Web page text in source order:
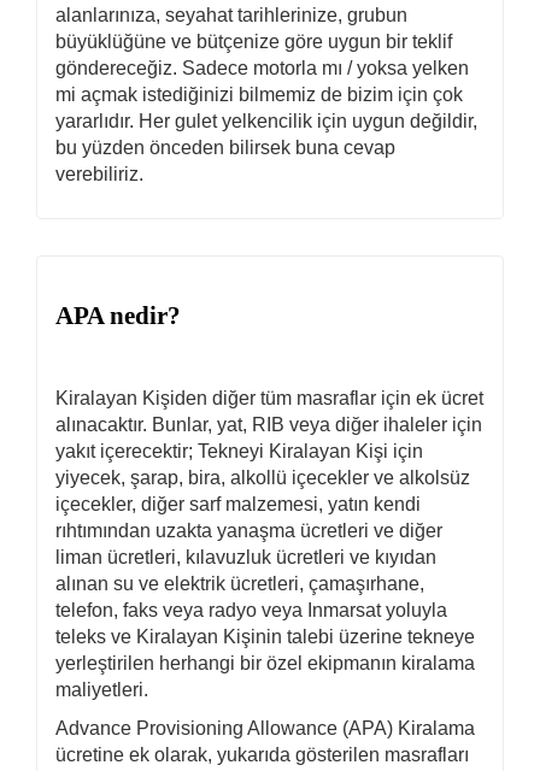
alanlarınıza, seyahat tarihlerinize, grubun
büyüklüğüne ve bütçenize göre uygun bir teklif
göndereceğiz. Sadece motorla mı / yoksa yelken
mi açmak istediğinizi bilmemiz de bizim için çok
yararlıdır. Her gulet yelkencilik için uygun değildir,
bu yüzden önceden bilirsek buna cevap
verebiliriz.
APA nedir?
Kiralayan Kişiden diğer tüm masraflar için ek ücret
alınacaktır. Bunlar, yat, RIB veya diğer ihaleler için
yakıt içerecektir; Tekneyi Kiralayan Kişi için
yiyecek, şarap, bira, alkollü içecekler ve alkolsüz
içecekler, diğer sarf malzemesi, yatın kendi
rıhtımından uzakta yanaşma ücretleri ve diğer
liman ücretleri, kılavuzluk ücretleri ve kıyıdan
alınan su ve elektrik ücretleri, çamaşırhane,
telefon, faks veya radyo veya Inmarsat yoluyla
teleks ve Kiralayan Kişinin talebi üzerine tekneye
yerleştirilen herhangi bir özel ekipmanın kiralama
maliyetleri.
Advance Provisioning Allowance (APA) Kiralama
ücretine ek olarak, yukarıda gösterilen masrafları